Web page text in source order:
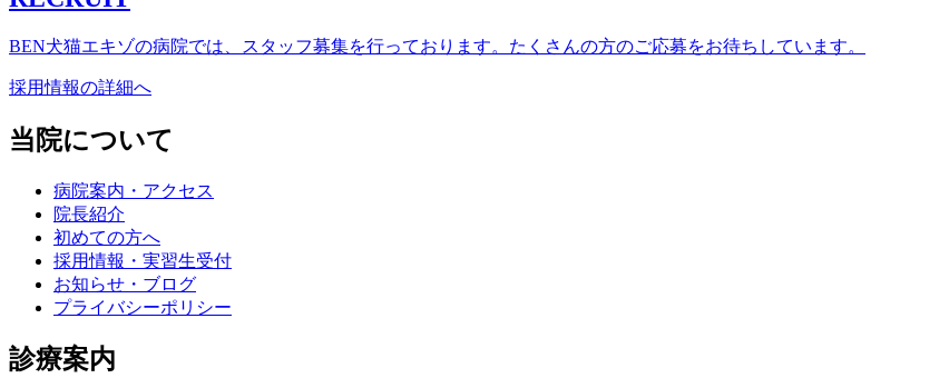
BEN犬猫エキゾの病院では、スタッフ募集を行っております。たくさんの方のご応募をお待ちしています。
採用情報の詳細へ
当院について
病院案内・アクセス
院長紹介
初めての方へ
採用情報・実習生受付
お知らせ・ブログ
プライバシーポリシー
診療案内